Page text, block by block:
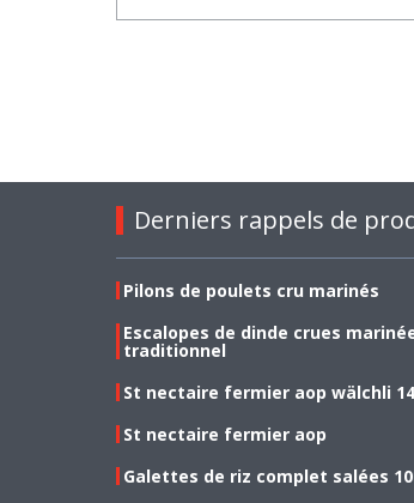
Derniers rappels de
Pilons de poulets cru marinés
Escalopes de dinde crues
traditionnel
St nectaire fermier aop wälchli
St nectaire fermier aop
Galettes de riz complet salées